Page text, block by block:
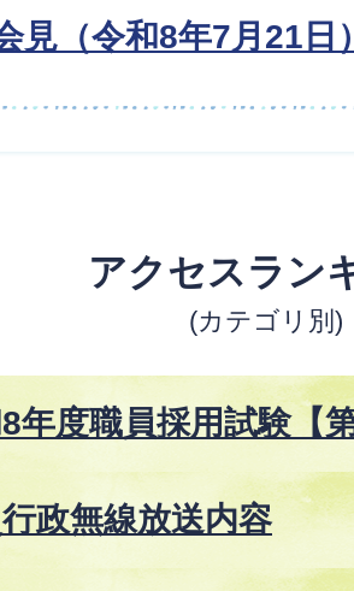
見（令和8年7月21日
アクセスラン
(カテゴリ別)
年度職員採用試験【
政無線放送内容